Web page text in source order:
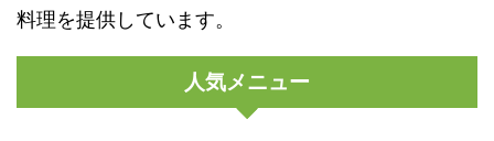
料理を提供しています。
人気メニュー